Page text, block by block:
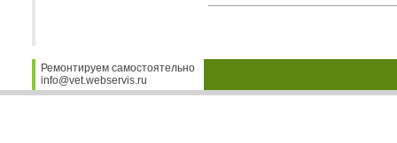
Ремонтируем самостоятельно
info@vet.webservis.ru